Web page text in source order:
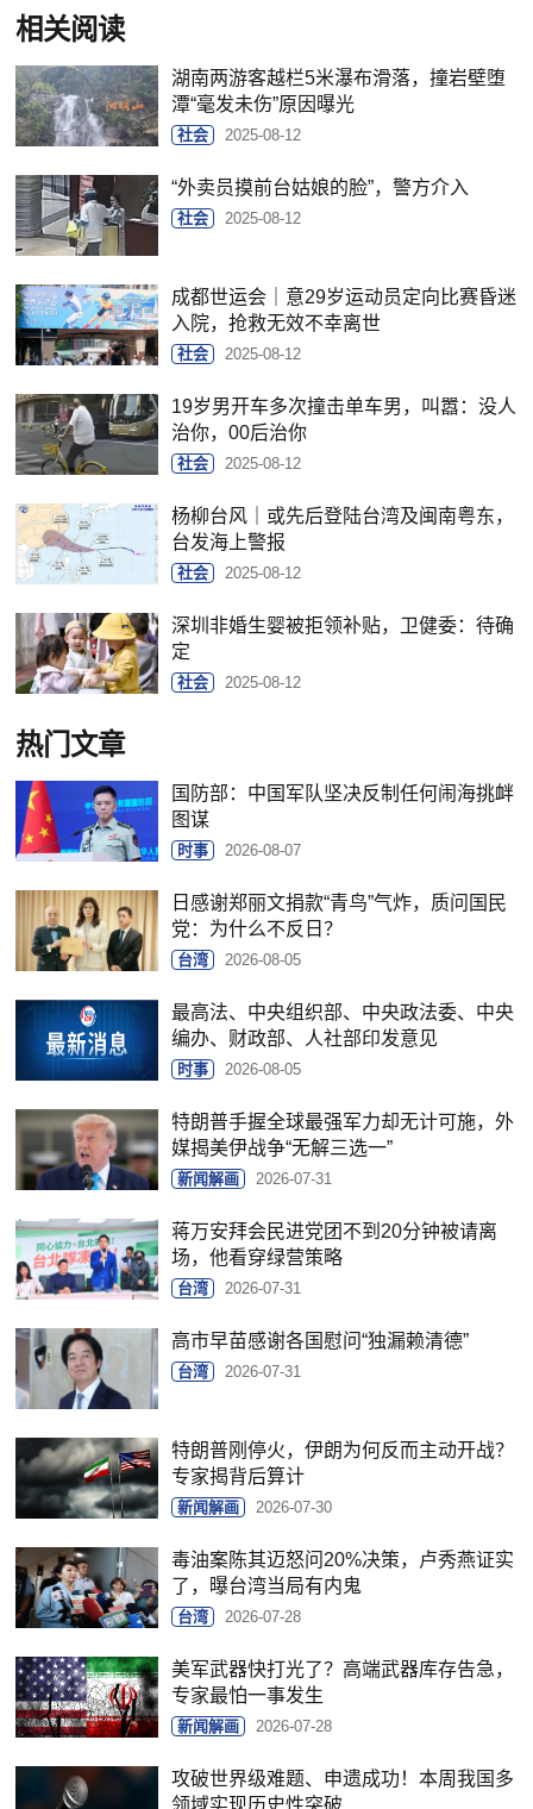
相关阅读
湖南两游客越栏5米瀑布滑落，撞岩壁堕
潭“毫发未伤”原因曝光
社会 2025-08-12
“外卖员摸前台姑娘的脸”，警方介入
社会 2025-08-12
成都世运会｜意29岁运动员定向比赛昏迷
入院，抢救无效不幸离世
社会 2025-08-12
19岁男开车多次撞击单车男，叫嚣：没人
治你，00后治你
社会 2025-08-12
杨柳台风｜或先后登陆台湾及闽南粤东，
台发海上警报
社会 2025-08-12
深圳非婚生婴被拒领补贴，卫健委：待确
定
社会 2025-08-12
热门文章
国防部：中国军队坚决反制任何闹海挑衅
图谋
时事 2026-08-07
日感谢郑丽文捐款“青鸟”气炸，质问国民
党：为什么不反日？
台湾 2026-08-05
最高法、中央组织部、中央政法委、中央
编办、财政部、人社部印发意见
时事 2026-08-05
特朗普手握全球最强军力却无计可施，外
媒揭美伊战争“无解三选一”
新闻解画 2026-07-31
蒋万安拜会民进党团不到20分钟被请离
场，他看穿绿营策略
台湾 2026-07-31
高市早苗感谢各国慰问“独漏赖清德”
台湾 2026-07-31
特朗普刚停火，伊朗为何反而主动开战？
专家揭背后算计
新闻解画 2026-07-30
毒油案陈其迈怒问20%决策，卢秀燕证实
了，曝台湾当局有内鬼
台湾 2026-07-28
美军武器快打光了？高端武器库存告急，
专家最怕一事发生
新闻解画 2026-07-28
攻破世界级难题、申遗成功！本周我国多
领域实现历史性突破